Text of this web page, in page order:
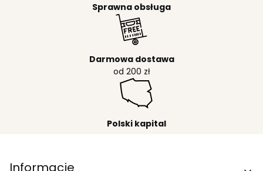
Sprawna obsługa
Darmowa dostawa
od 200 zł
Polski kapital
Linki w stopce
Informacje